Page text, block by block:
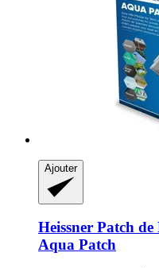
Ajouter
Heissner Patch
Aqua Patch